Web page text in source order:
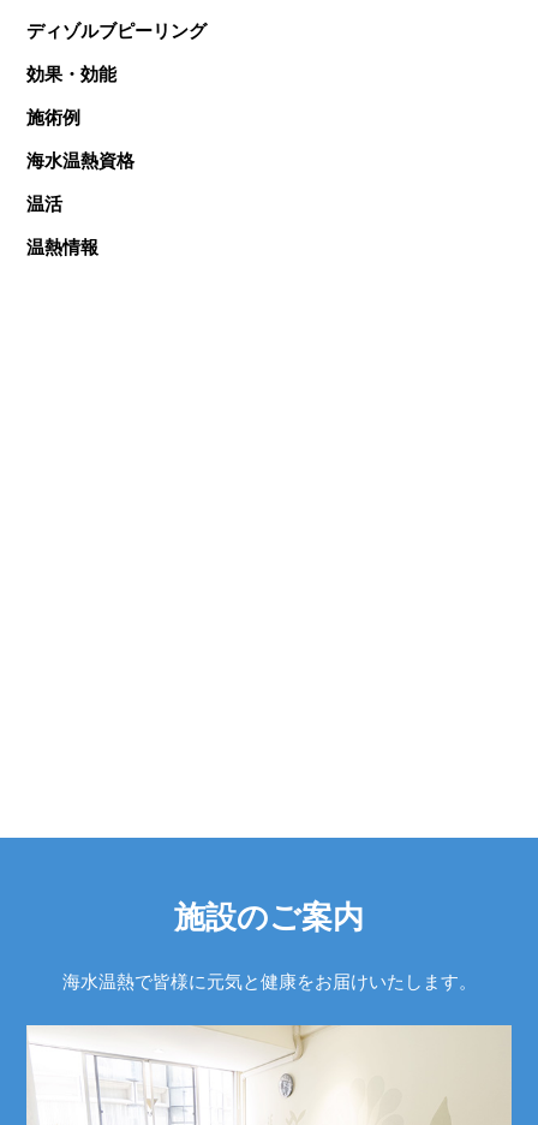
ディゾルブピーリング
効果・効能
施術例
海水温熱資格
温活
温熱情報
施設のご案内
海水温熱で皆様に元気と健康をお届けいたします。